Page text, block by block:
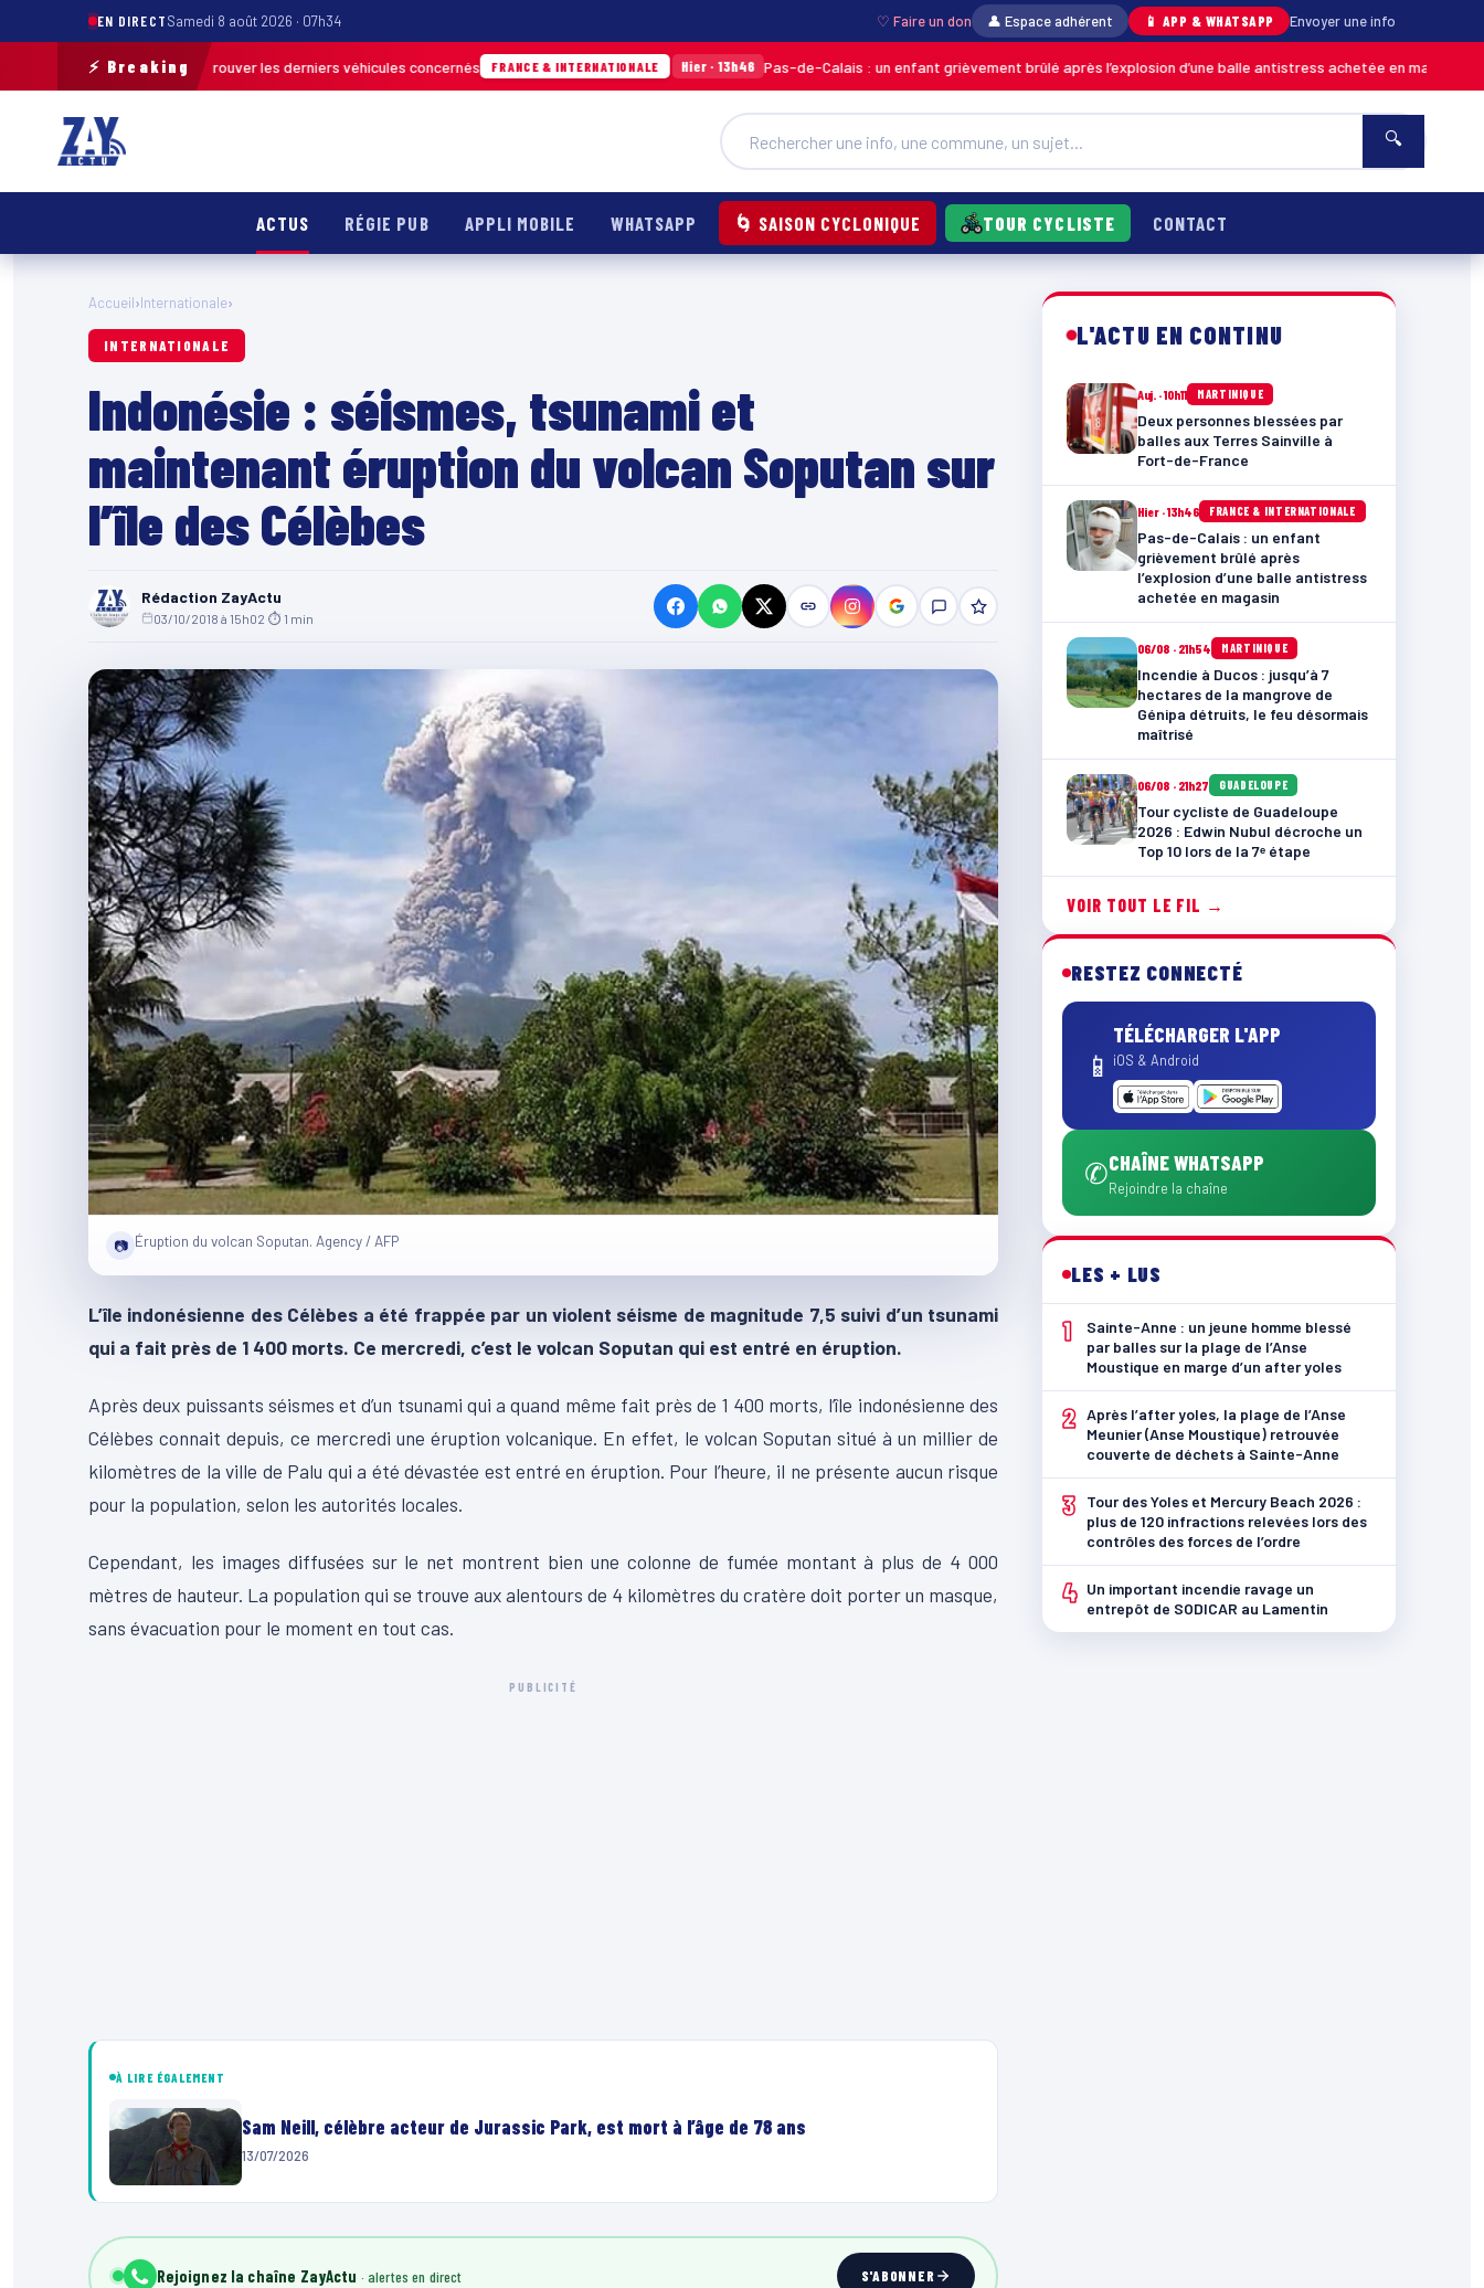
EN DIRECTSamedi 8 août 2026 · 07h34 ♡ Faire un don 👤 Espace adhérent 📱 APP & WHATSAPP Envoyer une info
⚡ Breaking
de terrain pour retrouver les derniers véhicules concernés FRANCE & INTERNATIONALE Hier · 13h46 Pas-de-Calais : un enfant grièvement brûlé après l’explosion d’une balle antistress achetée en magasin MARTINIQUE
🔍
ACTUS RÉGIE PUB APPLI MOBILE WHATSAPP 🌀 SAISON CYCLONIQUE TOUR CYCLISTE CONTACT
Accueil›Internationale›
INTERNATIONALE
Indonésie : séismes, tsunami et
maintenant éruption du volcan Soputan sur
l’île des Célèbes
Rédaction ZayActu
03/10/2018 à 15h02 ⏱ 1 min
📷 Éruption du volcan Soputan. Agency / AFP
L’île indonésienne des Célèbes a été frappée par un violent séisme de magnitude 7,5 suivi d’un tsunami
qui a fait près de 1 400 morts. Ce mercredi, c’est le volcan Soputan qui est entré en éruption.
Après deux puissants séismes et d’un tsunami qui a quand même fait près de 1 400 morts, l’île indonésienne des
Célèbes connait depuis, ce mercredi une éruption volcanique. En effet, le volcan Soputan situé à un millier de
kilomètres de la ville de Palu qui a été dévastée est entré en éruption. Pour l’heure, il ne présente aucun risque
pour la population, selon les autorités locales.
Cependant, les images diffusées sur le net montrent bien une colonne de fumée montant à plus de 4 000
mètres de hauteur. La population qui se trouve aux alentours de 4 kilomètres du cratère doit porter un masque,
sans évacuation pour le moment en tout cas.
PUBLICITÉ
À LIRE ÉGALEMENT
Sam Neill, célèbre acteur de Jurassic Park, est mort à l’âge de 78 ans
13/07/2026
Rejoignez la chaîne ZayActu S'ABONNER
L'ACTU EN CONTINU
Auj. · 10h11 MARTINIQUE
Deux personnes blessées par
balles aux Terres Sainville à
Fort-de-France
Hier · 13h46 FRANCE & INTERNATIONALE
Pas-de-Calais : un enfant
grièvement brûlé après
l’explosion d’une balle antistress
achetée en magasin
06/08 · 21h54 MARTINIQUE
Incendie à Ducos : jusqu’à 7
hectares de la mangrove de
Génipa détruits, le feu désormais
maîtrisé
06/08 · 21h27 GUADELOUPE
Tour cycliste de Guadeloupe
2026 : Edwin Nubul décroche un
Top 10 lors de la 7ᵉ étape
VOIR TOUT LE FIL →
RESTEZ CONNECTÉ
📱
TÉLÉCHARGER L'APP
iOS & Android
✆CHAÎNE WHATSAPP
Rejoindre la chaîne
LES + LUS
1
Sainte-Anne : un jeune homme blessé
par balles sur la plage de l’Anse
Moustique en marge d’un after yoles
2 Après l’after yoles, la plage de l’Anse
Meunier (Anse Moustique) retrouvée
couverte de déchets à Sainte-Anne
3
Tour des Yoles et Mercury Beach 2026 :
plus de 120 infractions relevées lors des
contrôles des forces de l’ordre
4 Un important incendie ravage un
entrepôt de SODICAR au Lamentin